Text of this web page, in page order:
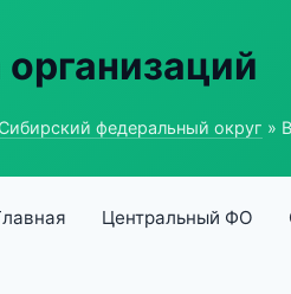
организаций
Сибирский федеральный округ »
Центральный ФО